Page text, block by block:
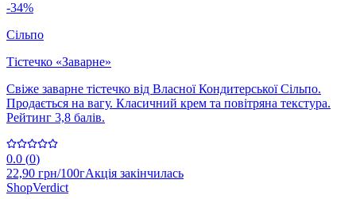
-34%
Сільпо
Тістечко «Заварне»
Свіже заварне тістечко від Власної Кондитерської Сільпо.
Продається на вагу. Класичний крем та повітряна текстура.
Рейтинг 3,8 балів.
0.0 (0)
22,90 грн/100гАкція закінчилась
ShopVerdict